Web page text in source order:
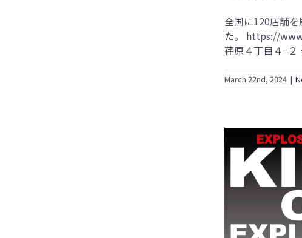
全国に120店舗
た。 https://
荏原４丁目４−２
March 22nd, 2024 |